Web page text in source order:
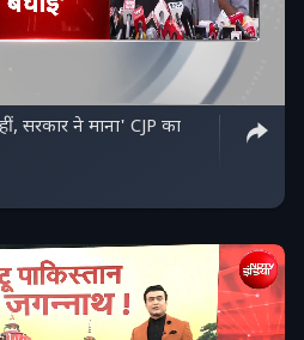
सरकार ने माना' CJP का